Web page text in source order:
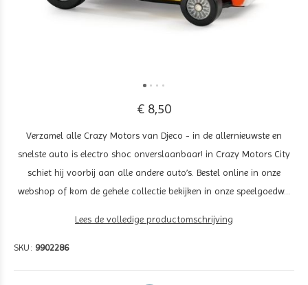
€ 8,50
Verzamel alle Crazy Motors van Djeco - in de allernieuwste en
snelste auto is electro shoc onverslaanbaar! in Crazy Motors City
schiet hij voorbij aan alle andere auto’s. Bestel online in onze
webshop of kom de gehele collectie bekijken in onze speelgoedw...
Lees de volledige productomschrijving
SKU: 9902286